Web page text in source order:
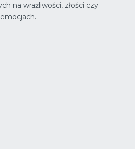
na wrażliwości, złości czy